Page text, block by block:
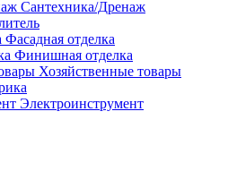
Сантехника/Дренаж
Фасадная отделка
Финишная отделка
Хозяйственные товары
Электроинструмент